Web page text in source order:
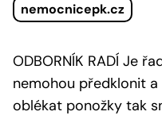
nemocnicepk.cz
ODBORNÍK RADÍ Je
nemohou předklonit
oblékat ponožky tak